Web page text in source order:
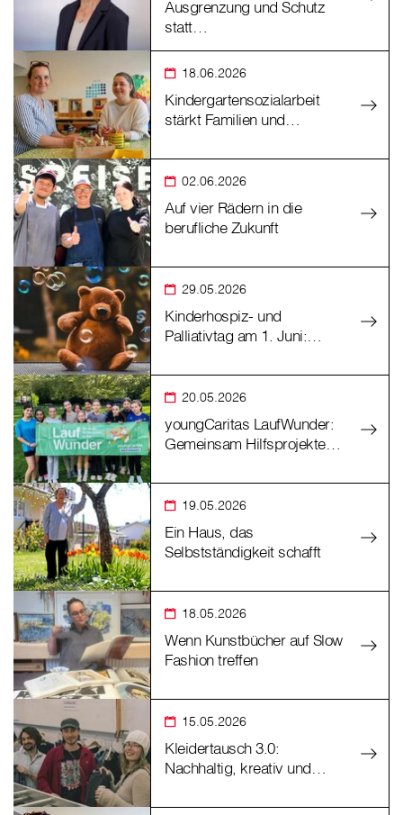
Ausgrenzung und Schutz
statt…
18.06.2026
Kindergartensozialarbeit
stärkt Familien und…
02.06.2026
Auf vier Rädern in die
berufliche Zukunft
29.05.2026
Kinderhospiz- und
Palliativtag am 1. Juni:…
20.05.2026
youngCaritas LaufWunder:
Gemeinsam Hilfsprojekte…
19.05.2026
Ein Haus, das
Selbstständigkeit schafft
18.05.2026
Wenn Kunstbücher auf Slow
Fashion treffen
15.05.2026
Kleidertausch 3.0:
Nachhaltig, kreativ und…